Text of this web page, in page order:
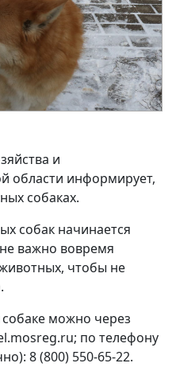
и
области информирует,
собаках.
собак начинается
важно вовремя
чтобы не
можно через
по телефону
8 (800) 550-65-22.